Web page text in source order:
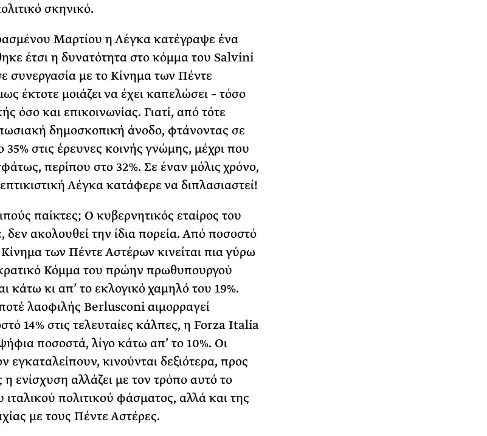
σκηνικό.
Μαρτίου η Λέγκα κατέγραψε ένα
έτσι η δυνατότητα στο κόμμα του Salvini
συνεργασία με το Κίνημα των Πέντε
έκτοτε μοιάζει να έχει καπελώσει – τόσο
όσο και επικοινωνίας. Γιατί, από τότε
δημοσκοπική άνοδο, φτάνοντας σε
35% στις έρευνες κοινής γνώμης, μέχρι που
περίπου στο 32%. Σε έναν μόλις χρόνο,
Λέγκα κατάφερε να διπλασιαστεί!
παίκτες; Ο κυβερνητικός εταίρος του
ακολουθεί την ίδια πορεία. Από ποσοστό
Κίνημα των Πέντε Αστέρων κινείται πια γύρω
Κόμμα του πρώην πρωθυπουργού
κάτω κι απ’ το εκλογικό χαμηλό του 19%.
λαοφιλής Berlusconi αιμορραγεί
14% στις τελευταίες κάλπες, η Forza Italia
ποσοστά, λίγο κάτω απ’ το 10%. Οι
εγκαταλείπουν, κινούνται δεξιότερα, προς
ενίσχυση αλλάζει με τον τρόπο αυτό το
ιταλικού πολιτικού φάσματος, αλλά και της
με τους Πέντε Αστέρες.